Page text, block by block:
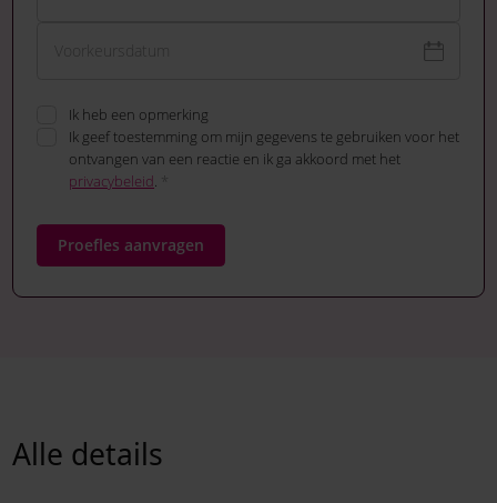
Ik heb een opmerking
Ik geef toestemming om mijn gegevens te gebruiken voor het
ontvangen van een reactie en ik ga akkoord met het
privacybeleid.
Proefles aanvragen
Alle details